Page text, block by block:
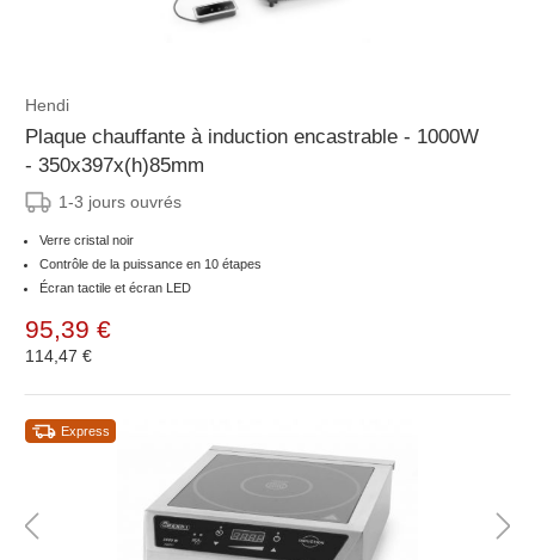
Hendi
Plaque chauffante à induction encastrable - 1000W
- 350x397x(h)85mm
1-3 jours ouvrés
Verre cristal noir
Contrôle de la puissance en 10 étapes
Écran tactile et écran LED
95,39 €
114,47 €
Express